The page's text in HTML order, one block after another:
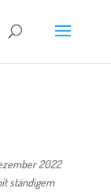
2022
ständigem